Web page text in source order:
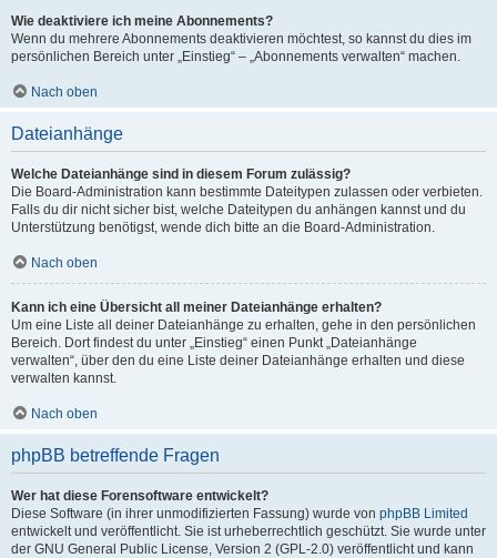
Wie deaktiviere ich meine Abonnements?
Wenn du mehrere Abonnements deaktivieren möchtest, so kannst du dies im
persönlichen Bereich unter „Einstieg“ – „Abonnements verwalten“ machen.
Nach oben
Dateianhänge
Welche Dateianhänge sind in diesem Forum zulässig?
Die Board-Administration kann bestimmte Dateitypen zulassen oder verbieten.
Falls du dir nicht sicher bist, welche Dateitypen du anhängen kannst und du
Unterstützung benötigst, wende dich bitte an die Board-Administration.
Nach oben
Kann ich eine Übersicht all meiner Dateianhänge erhalten?
Um eine Liste all deiner Dateianhänge zu erhalten, gehe in den persönlichen
Bereich. Dort findest du unter „Einstieg“ einen Punkt „Dateianhänge
verwalten“, über den du eine Liste deiner Dateianhänge erhalten und diese
verwalten kannst.
Nach oben
phpBB betreffende Fragen
Wer hat diese Forensoftware entwickelt?
Diese Software (in ihrer unmodifizierten Fassung) wurde von phpBB Limited
entwickelt und veröffentlicht. Sie ist urheberrechtlich geschützt. Sie wurde unter
der GNU General Public License, Version 2 (GPL-2.0) veröffentlicht und kann